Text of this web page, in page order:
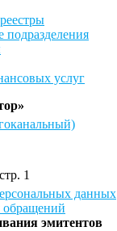
подразделения
услуг
1
данных
обращений
эмитентов